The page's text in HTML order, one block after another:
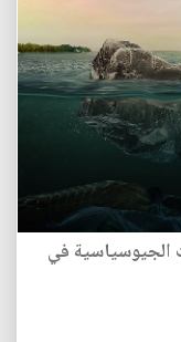
الجيوسياسية في